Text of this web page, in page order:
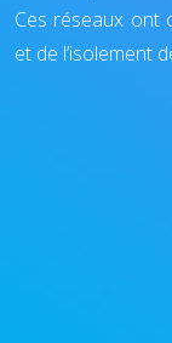
Ces réseaux ont
et de l’isolement